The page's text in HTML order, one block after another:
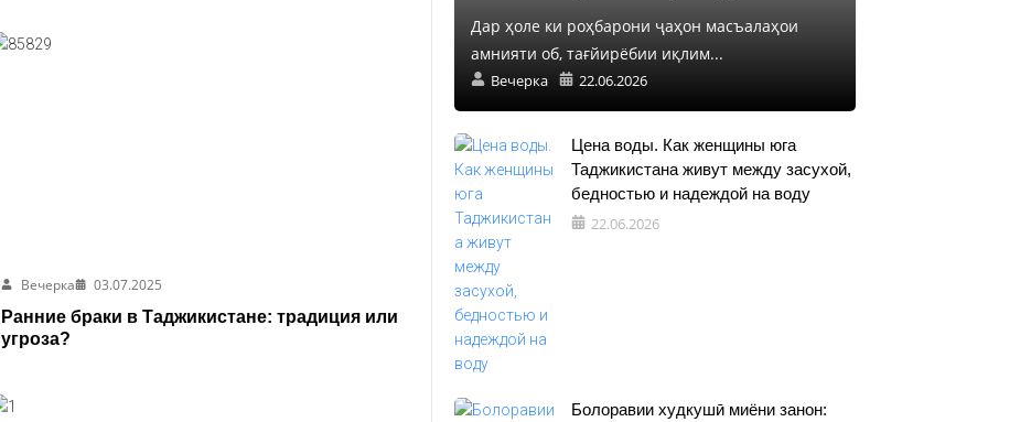
Вечерка
03.07.2025
Ранние браки в Таджикистане: традиция или
угроза?
Дар ҳоле ки роҳбарони ҷаҳон масъалаҳои
амнияти об, тағйирёбии иқлим...
Вечерка 22.06.2026
Цена воды. Как женщины юга
Таджикистана живут между засухой,
бедностью и надеждой на воду
22.06.2026
Болоравии худкушӣ миёни занон: